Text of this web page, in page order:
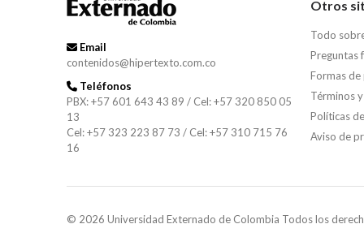
Email
contenidos@hipertexto.com.co
Teléfonos
PBX: +57 601 643 43 89 / Cel: +57 320 850 05
13
Cel: +57 323 223 87 73 / Cel: +57 310 715 76
16
Otros
Todo
Preguntas
Formas de
Términos
Políticas
Aviso de
© 2026 Universidad Externado de Colombia Todos los